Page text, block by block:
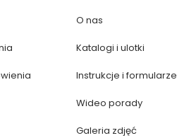
O nas
Katalogi i ulotki
Instrukcje i formularze
Wideo porady
Galeria zdjęć